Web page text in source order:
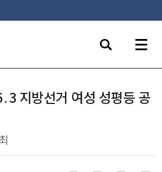
지방선거 여성 성평등 공